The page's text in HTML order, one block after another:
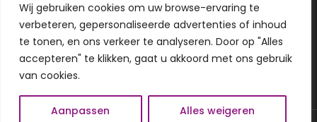
Wij gebruiken cookies om uw browse-ervaring te
verbeteren, gepersonaliseerde advertenties of inhoud
te tonen, en ons verkeer te analyseren. Door op "Alles
accepteren" te klikken, gaat u akkoord met ons gebruik
van cookies.
Aanpassen Alles weigeren